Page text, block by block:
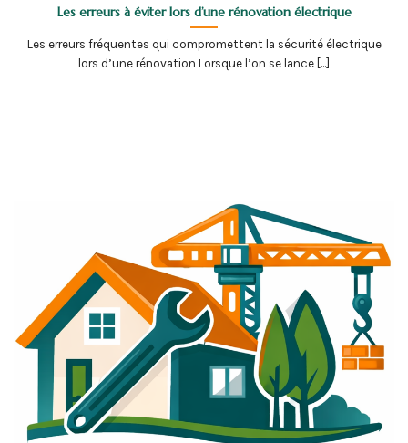
Les erreurs à éviter lors d’une rénovation électrique
Les erreurs fréquentes qui compromettent la sécurité électrique
lors d’une rénovation Lorsque l’on se lance [...]